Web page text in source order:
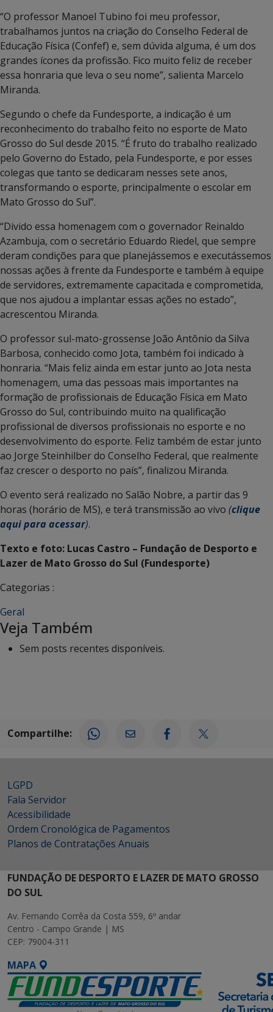
“O professor Manoel Tubino foi meu professor,
trabalhamos juntos na criação do Conselho Federal de
Educação Física (Confef) e, sem dúvida alguma, é um dos
grandes ícones da profissão. Fico muito feliz de receber
essa honraria que leva o seu nome”, salienta Marcelo
Miranda.
Segundo o chefe da Fundesporte, a indicação é um
reconhecimento do trabalho feito no esporte de Mato
Grosso do Sul desde 2015. “É fruto do trabalho realizado
pelo Governo do Estado, pela Fundesporte, e por esses
colegas que tanto se dedicaram nesses sete anos,
transformando o esporte, principalmente o escolar em
Mato Grosso do Sul”.
“Divido essa homenagem com o governador Reinaldo
Azambuja, com o secretário Eduardo Riedel, que sempre
deram condições para que planejássemos e executássemos
nossas ações à frente da Fundesporte e também à equipe
de servidores, extremamente capacitada e comprometida,
que nos ajudou a implantar essas ações no estado”,
acrescentou Miranda.
O professor sul-mato-grossense João Antônio da Silva
Barbosa, conhecido como Jota, também foi indicado à
honraria. “Mais feliz ainda em estar junto ao Jota nesta
homenagem, uma das pessoas mais importantes na
formação de profissionais de Educação Física em Mato
Grosso do Sul, contribuindo muito na qualificação
profissional de diversos profissionais no esporte e no
desenvolvimento do esporte. Feliz também de estar junto
ao Jorge Steinhilber do Conselho Federal, que realmente
faz crescer o desporto no país”, finalizou Miranda.
O evento será realizado no Salão Nobre, a partir das 9
horas (horário de MS), e terá transmissão ao vivo (clique
aqui para acessar).
Texto e foto: Lucas Castro – Fundação de Desporto e
Lazer de Mato Grosso do Sul (Fundesporte)
Categorias :
Geral
Veja Também
Sem posts recentes disponíveis.
Compartilhe:
LGPD
Fala Servidor
Acessibilidade
Ordem Cronológica de Pagamentos
Planos de Contratações Anuais
FUNDAÇÃO DE DESPORTO E LAZER DE MATO GROSSO
DO SUL
Av. Fernando Corrêa da Costa 559, 6º andar
Centro - Campo Grande | MS
CEP: 79004-311
MAPA